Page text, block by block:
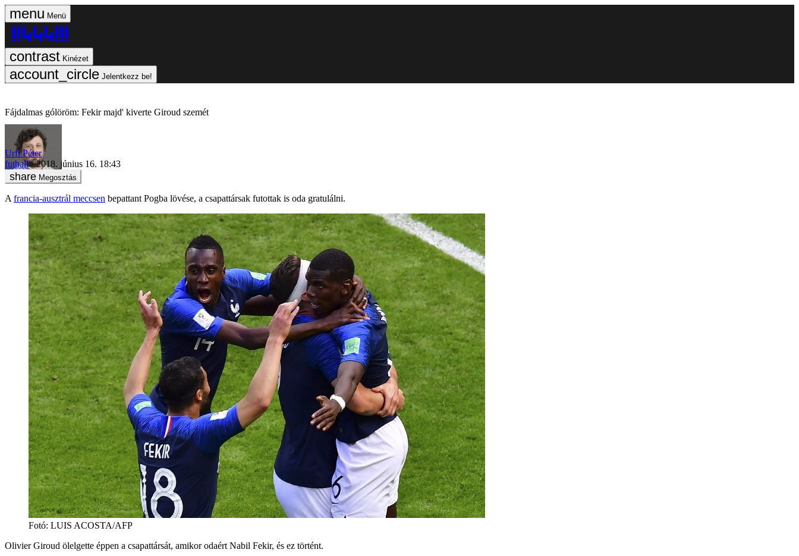
Menü
Kinézet
Jelentkezz be!
Fájdalmas gólöröm: Fekir majd' kiverte Giroud szemét
Urfi Péter
futball
2018. június 16. 18:43
Megosztás
A francia-ausztrál meccsen bepattant Pogba lövése, a csapattársak futottak is oda gratulálni.
Fotó: LUIS ACOSTA/AFP
Olivier Giroud ölelgette éppen a csapattársát, amikor odaért Nabil Fekir, és ez történt.